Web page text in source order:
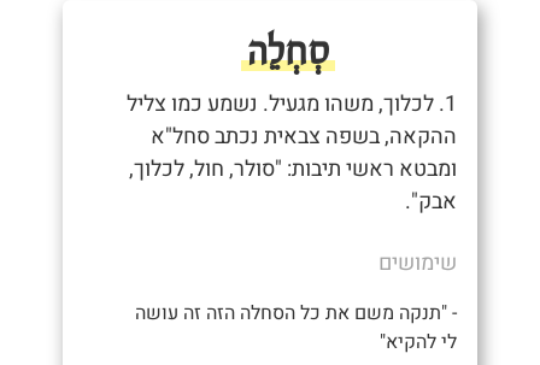
סְחְלֵה
1. לכלוך, משהו מגעיל. נשמע כמו צליל
ההקאה, בשפה צבאית נכתב סחל"א
ומבטא ראשי תיבות: "סולר, חול, לכלוך,
אבק".
שימושים
- "תנקה משם את כל הסחלה הזה זה עושה
לי להקיא"